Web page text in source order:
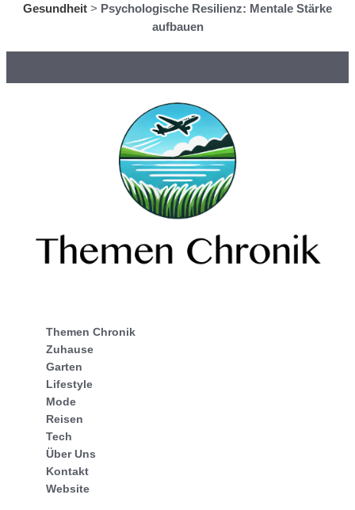
Gesundheit > Psychologische Resilienz: Mentale Stärke
aufbauen
Themen Chronik
Zuhause
Garten
Lifestyle
Mode
Reisen
Tech
Über Uns
Kontakt
Website